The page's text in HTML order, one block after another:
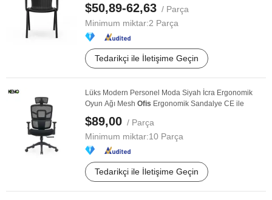
$50,89-62,63 / Parça
Minimum miktar:2 Parça
Tedarikçi ile İletişime Geçin
Lüks Modern Personel Moda Siyah İcra Ergonomik
Oyun Ağı Mesh Ofis Ergonomik Sandalye CE ile
$89,00 / Parça
Minimum miktar:10 Parça
Tedarikçi ile İletişime Geçin